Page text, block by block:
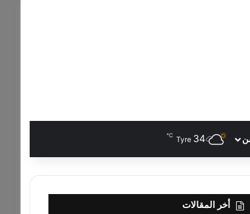
Tyre 34
℃
أخر المقالات